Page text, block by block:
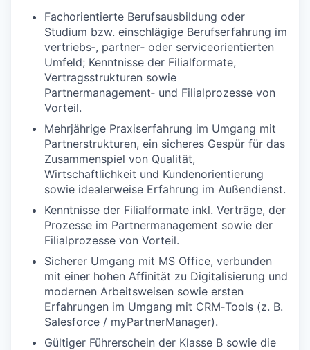
Fachorientierte Berufsausbildung oder
Studium bzw. einschlägige Berufserfahrung im
vertriebs‑, partner‑ oder serviceorientierten
Umfeld; Kenntnisse der Filialformate,
Vertragsstrukturen sowie
Partnermanagement‑ und Filialprozesse von
Vorteil.
Mehrjährige Praxiserfahrung im Umgang mit
Partnerstrukturen, ein sicheres Gespür für das
Zusammenspiel von Qualität,
Wirtschaftlichkeit und Kundenorientierung
sowie idealerweise Erfahrung im Außendienst.
Kenntnisse der Filialformate inkl. Verträge, der
Prozesse im Partnermanagement sowie der
Filialprozesse von Vorteil.
Sicherer Umgang mit MS Office, verbunden
mit einer hohen Affinität zu Digitalisierung und
modernen Arbeitsweisen sowie ersten
Erfahrungen im Umgang mit CRM‑Tools (z. B.
Salesforce / myPartnerManager).
Gültiger Führerschein der Klasse B sowie die